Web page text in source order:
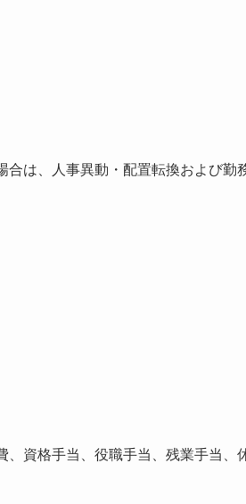
は、人事異動・配置転換および勤
格手当、役職手当、残業手当、